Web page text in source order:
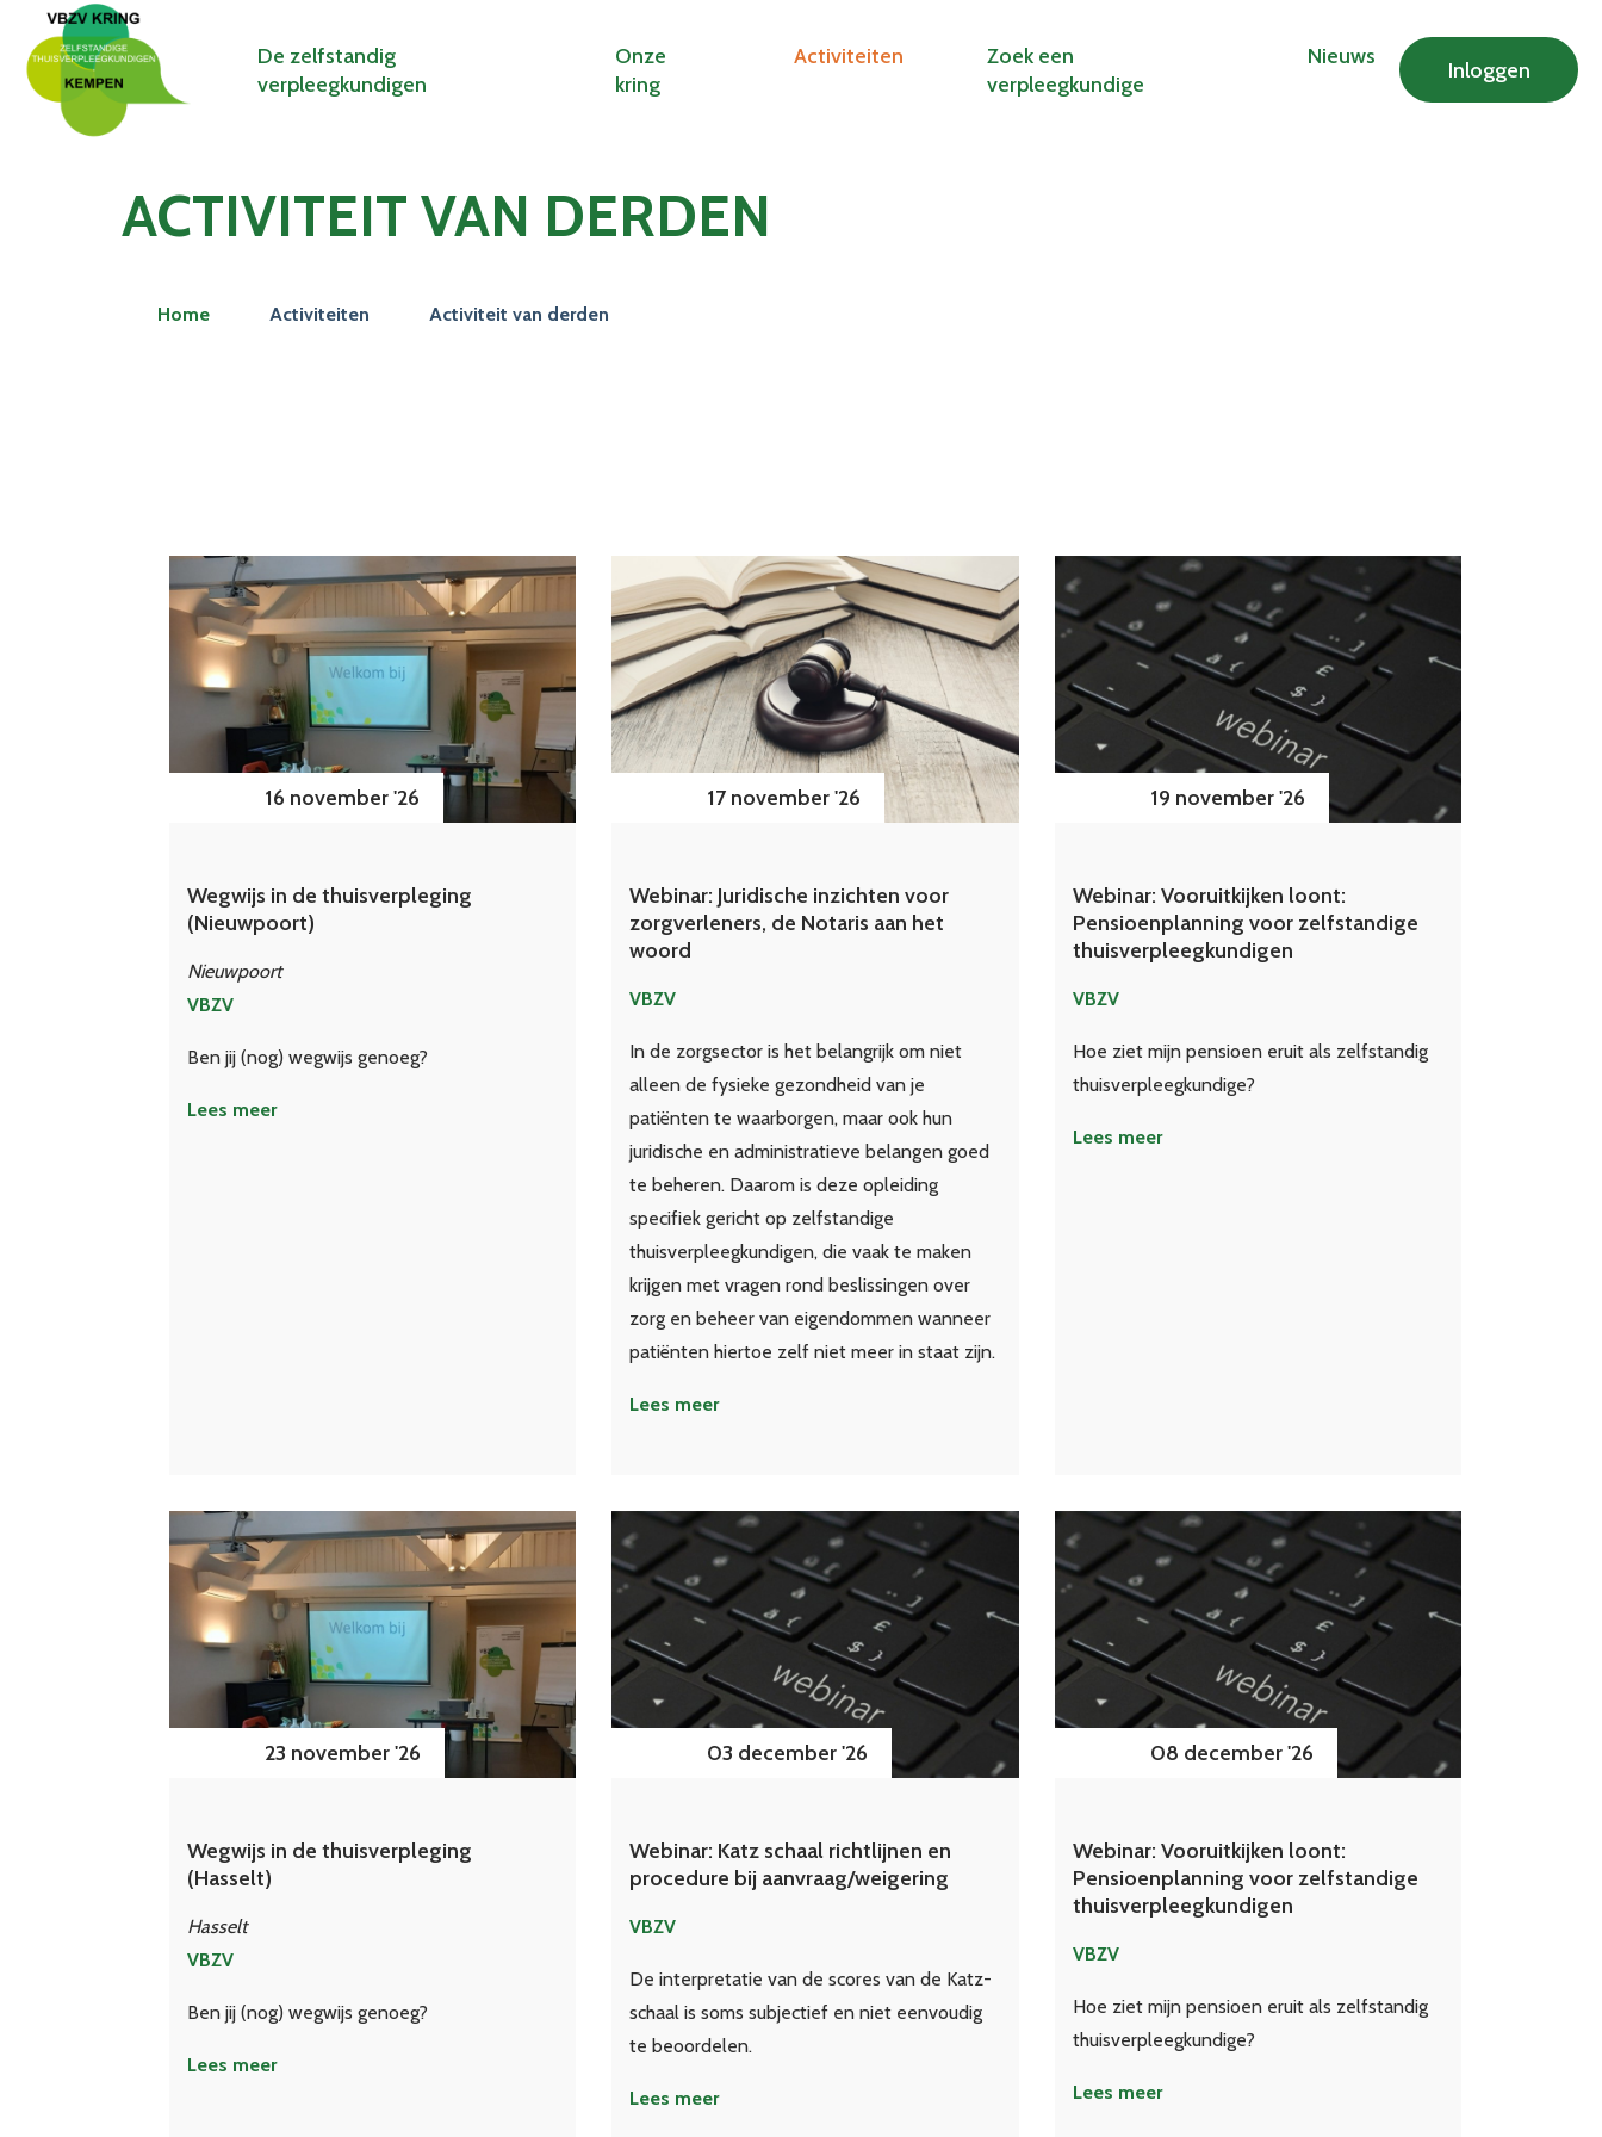
De zelfstandig
verpleegkundigen
Onze
kring
Activiteiten
Zoek een
verpleegkundige
Nieuws
Inloggen
ACTIVITEIT VAN DERDEN
Home Activiteiten Activiteit van derden
16 november '26
Wegwijs in de thuisverpleging
(Nieuwpoort)
Nieuwpoort
VBZV
Ben jij (nog) wegwijs genoeg?
Lees meer
17 november '26
Webinar: Juridische inzichten voor
zorgverleners, de Notaris aan het
woord
VBZV
In de zorgsector is het belangrijk om niet
alleen de fysieke gezondheid van je
patiënten te waarborgen, maar ook hun
juridische en administratieve belangen goed
te beheren. Daarom is deze opleiding
specifiek gericht op zelfstandige
thuisverpleegkundigen, die vaak te maken
krijgen met vragen rond beslissingen over
zorg en beheer van eigendommen wanneer
patiënten hiertoe zelf niet meer in staat zijn.
Lees meer
19 november '26
Webinar: Vooruitkijken loont:
Pensioenplanning voor zelfstandige
thuisverpleegkundigen
VBZV
Hoe ziet mijn pensioen eruit als zelfstandig
thuisverpleegkundige?
Lees meer
23 november '26
Wegwijs in de thuisverpleging
(Hasselt)
Hasselt
VBZV
Ben jij (nog) wegwijs genoeg?
Lees meer
03 december '26
Webinar: Katz schaal richtlijnen en
procedure bij aanvraag/weigering
VBZV
De interpretatie van de scores van de Katz-
schaal is soms subjectief en niet eenvoudig
te beoordelen.
Lees meer
08 december '26
Webinar: Vooruitkijken loont:
Pensioenplanning voor zelfstandige
thuisverpleegkundigen
VBZV
Hoe ziet mijn pensioen eruit als zelfstandig
thuisverpleegkundige?
Lees meer